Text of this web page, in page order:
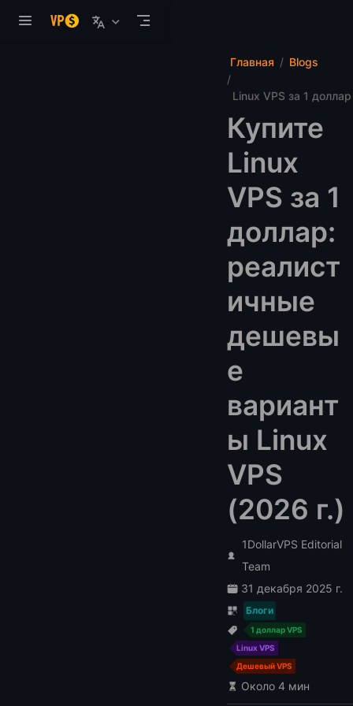
Главная Blogs
Linux VPS за 1 доллар
Купите
Linux
VPS за 1
доллар:
реалист
ичные
дешевы
е
вариант
ы Linux
VPS
(2026 г.)
1DollarVPS Editorial
Team
31 декабря 2025 г.
Блоги
1 доллар VPS
Linux VPS
Дешевый VPS
Около 4 мин